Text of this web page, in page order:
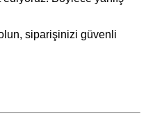
siparişinizi güvenli